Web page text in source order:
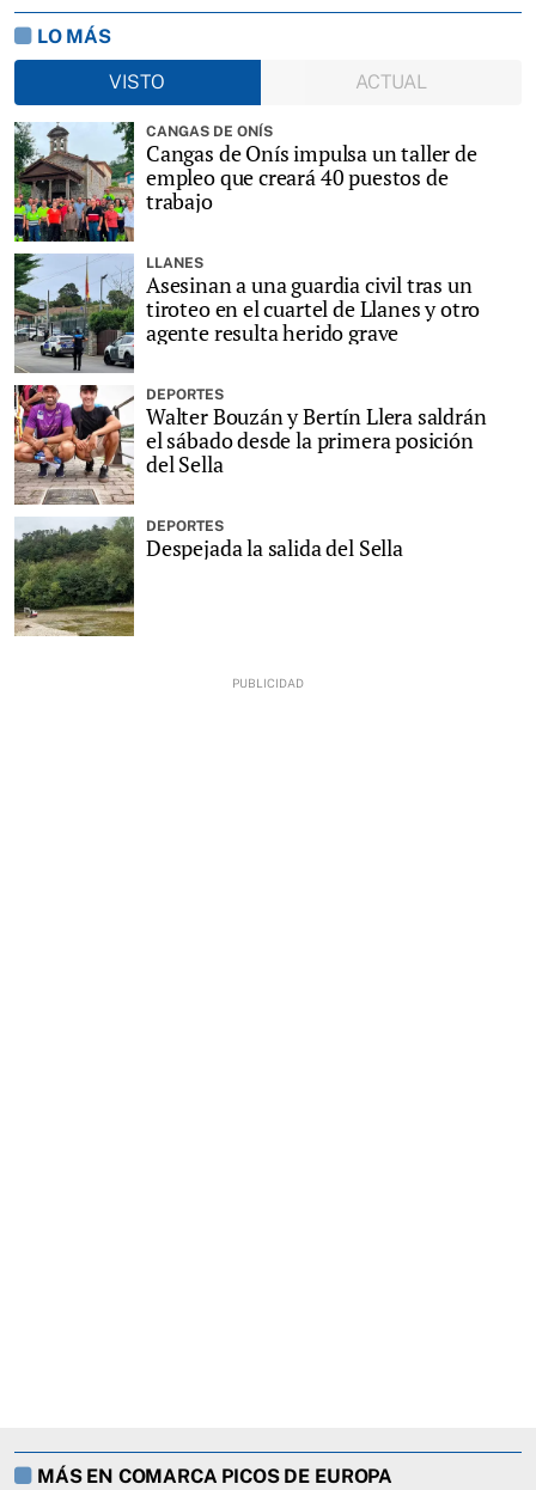
LO MÁS
VISTO
ACTUAL
CANGAS DE ONÍS
Cangas de Onís impulsa un taller de
empleo que creará 40 puestos de
trabajo
LLANES
Asesinan a una guardia civil tras un
tiroteo en el cuartel de Llanes y otro
agente resulta herido grave
DEPORTES
Walter Bouzán y Bertín Llera saldrán
el sábado desde la primera posición
del Sella
DEPORTES
Despejada la salida del Sella
MÁS EN COMARCA PICOS DE EUROPA